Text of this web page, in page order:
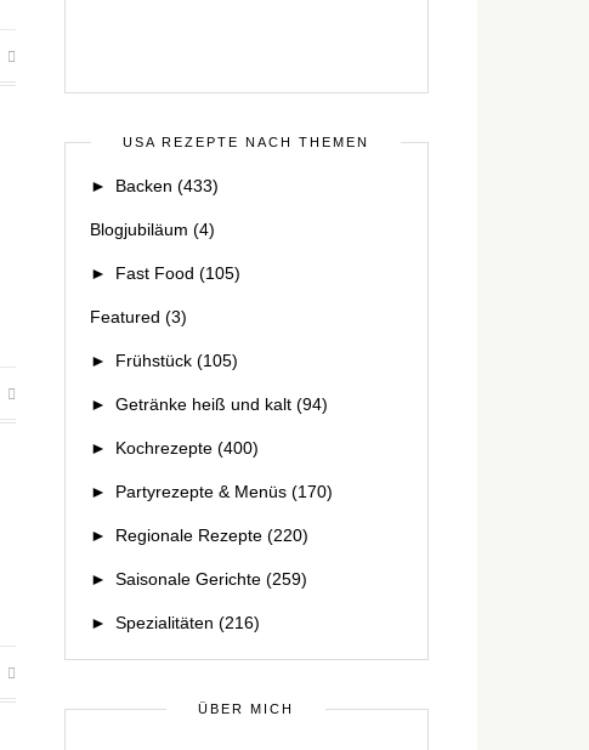
USA REZEPTE NACH THEMEN
► Backen (433)
Blogjubiläum (4)
► Fast Food (105)
Featured (3)
► Frühstück (105)
► Getränke heiß und kalt (94)
► Kochrezepte (400)
► Partyrezepte & Menüs (170)
► Regionale Rezepte (220)
► Saisonale Gerichte (259)
► Spezialitäten (216)
ÜBER MICH